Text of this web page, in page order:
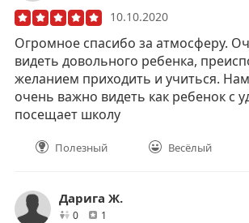
10.10.2020
Огромное спасибо за атмосферу.
видеть довольного ребенка,
желанием приходить и учиться.
очень важно видеть как ребенок с
посещает школу
Полезный Весёлый
Дарига Ж.
0друзей1